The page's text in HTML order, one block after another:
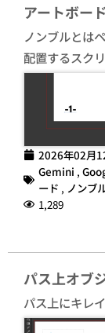
アートボー
ノンブルとは
配置するスク
2026年02月
Gemini ,
ード , ノンブ
1,289
パス上オブ
パス上にキレ